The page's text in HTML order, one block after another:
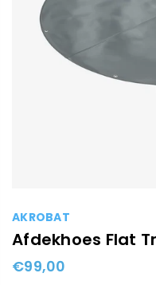
AKROBAT
Afdekhoes Flat
Standaard
€99,00